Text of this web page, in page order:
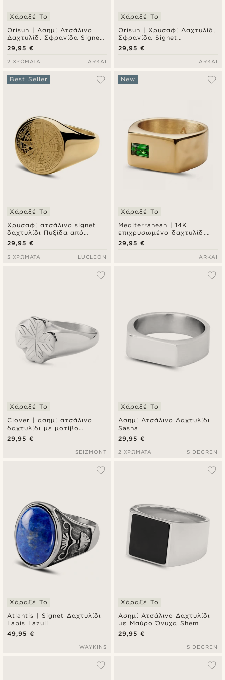
Orisun | Ασημί Ατσάλινο
Δαχτυλίδι Σφραγίδα Signet
Μαύρος Όνυχας
Χάραξέ Το
29,95 €
2 ΧΡΏΜΑΤΑ ARKAI
Orisun | Χρυσαφί Δαχτυλίδι
Σφραγίδα Signet
Αφρικανικός Νεφρίτης
Χάραξέ Το
29,95 €
ARKAI
Χρυσαφί ατσάλινο signet
δαχτυλίδι Πυξίδα από
χειρουργικό ατσάλι
Best Seller
Χάραξέ Το
29,95 €
5 ΧΡΏΜΑΤΑ LUCLEON
Mediterranean | 14K
επιχρυσωμένο δαχτυλίδι
signet με μπάρα ζιρκόνιας
σμαραγδί πράσινο
New
Χάραξέ Το
29,95 €
ARKAI
Clover | ασημί ατσάλινο
δαχτυλίδι με μοτίβο
τριφύλλι
Χάραξέ Το
29,95 €
SEIZMONT
Ασημί Ατσάλινο Δαχτυλίδι
Sasha
Χάραξέ Το
29,95 €
2 ΧΡΏΜΑΤΑ SIDEGREN
Atlantis | Signet Δαχτυλίδι
Lapis Lazuli
Χάραξέ Το
49,95 €
WAYKINS
Ασημί Ατσάλινο Δαχτυλίδι
με Μαύρο Όνυχα Shem
Χάραξέ Το
29,95 €
SIDEGREN